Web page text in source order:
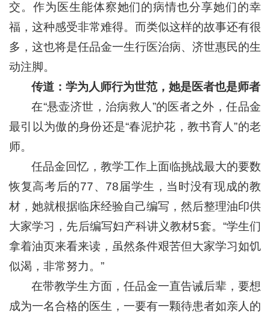
交。作为医生能体察她们的病情也分享她们的幸
福，这种感受非常难得。而类似这样的故事还有很
多，这也将是任品金一生行医治病、济世惠民的生
动注脚。
传道：学为人师行为世范，她是医者也是师者
在“悬壶济世，治病救人”的医者之外，任品金
最引以为傲的身份还是“春泥护花，教书育人”的老
师。
任品金回忆，教学工作上面临挑战最大的要数
恢复高考后的77、78届学生，当时没有现成的教
材，她就根据临床经验自己编写，然后整理油印供
大家学习，先后编写妇产科讲义教材5套。“学生们
拿着油页来看来读，虽然条件艰苦但大家学习如饥
似渴，非常努力。”
在带教学生方面，任品金一直告诫后辈，要想
成为一名合格的医生，一要有一颗待患者如亲人的